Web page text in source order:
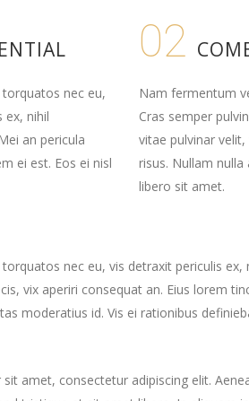
nec eu,
ex, nihil
an pericula
ei est. Eos ei nisl
02
Nam fermentum
Cras semper
vitae pulvinar
risus. Nullam nulla
libero sit amet.
nec eu, vis detraxit periculis
vix aperiri consequat an. Eius lorem
moderatius id. Vis ei rationibus
amet, consectetur adipiscing elit.